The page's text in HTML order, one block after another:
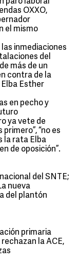
OXXO,
el mismo
inmediaciones
del
más de un
contra de la
Elba Esther
en pecho y
ya vete de
“no es
la rata Elba
de oposición”.
del SNTE;
nueva
del plantón
primaria
la ACE,